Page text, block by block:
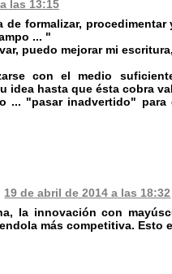
las 13:15
de formalizar,
... "
puedo mejorar mi
con el medio
idea hasta que ésta cobra
... "pasar inadvertido"
19 de abril de 2014 a las 18:32
la innovación con
más competitiva. Esto